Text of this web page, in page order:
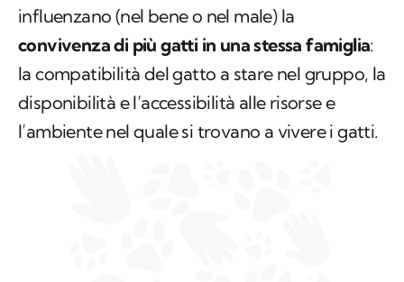
influenzano (nel bene o nel male) la
convivenza di più gatti in una stessa famiglia:
la compatibilità del gatto a stare nel gruppo, la
disponibilità e l’accessibilità alle risorse e
l’ambiente nel quale si trovano a vivere i gatti.